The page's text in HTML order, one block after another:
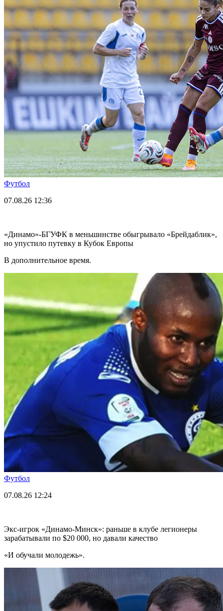
Футбол
07.08.26 12:36
«Динамо»-БГУФК в меньшинстве обыгрывало «Брейдаблик»,
но упустило путевку в Кубок Европы
В дополнительное время.
Футбол
07.08.26 12:24
Экс-игрок «Динамо-Минск»: раньше в клубе легионеры
зарабатывали по $20 000, но давали качество
«И обучали молодежь».